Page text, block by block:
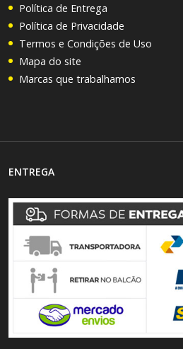
Política de Entrega
Política de Privacidade
Termos e Condições de Uso
Mapa do site
Marcas que trabalhamos
ENTREGA